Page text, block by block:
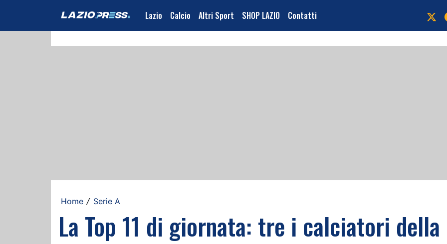
Lazio Calcio Altri Sport SHOP LAZIO Contatti
Home / Serie A
La Top 11 di giornata: tre i calciatori